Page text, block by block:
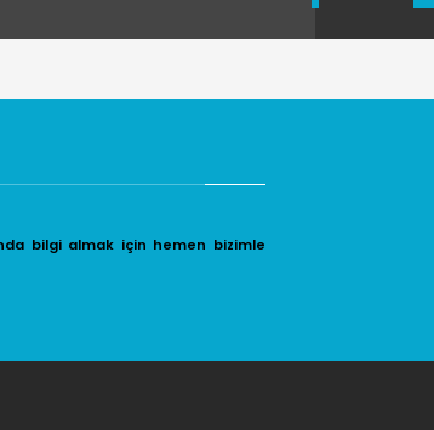
bilgi almak için hemen bizimle